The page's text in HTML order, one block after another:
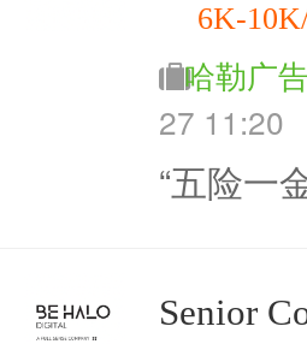
6K-
哈勒广告
27 11:20
“五险一
Senior